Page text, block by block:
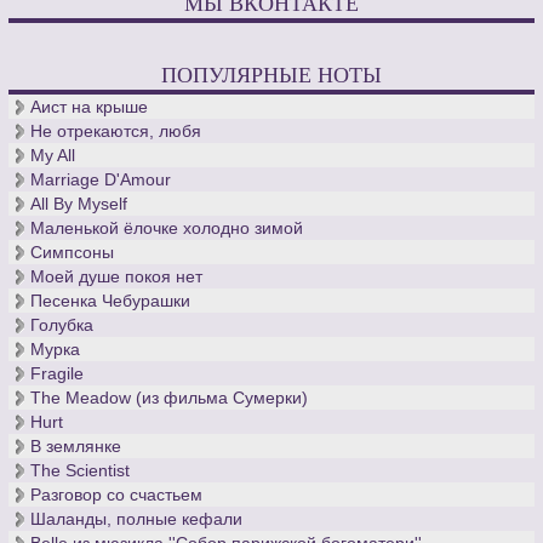
ПОПУЛЯРНЫЕ НОТЫ
Аист на крыше
Не отрекаются, любя
My All
Marriage D'Amour
All By Myself
Маленькой ёлочке холодно зимой
Симпсоны
Моей душе покоя нет
Песенка Чебурашки
Голубка
Мурка
Fragile
The Meadow (из фильма Сумерки)
Hurt
В землянке
The Scientist
Разговор со счастьем
Шаланды, полные кефали